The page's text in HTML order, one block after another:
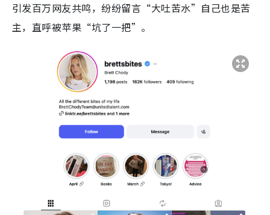
引发百万网友共鸣，纷纷留言“大吐苦水”自己也是苦
主，直呼被苹果“坑了一把”。